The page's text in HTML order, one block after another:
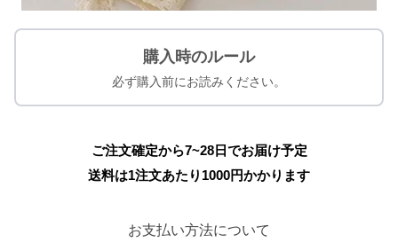
購入時のルール
必ず購入前にお読みください。
ご注文確定から7~28日でお届け予定
送料は1注文あたり 1000円かかります
お支払い方法について